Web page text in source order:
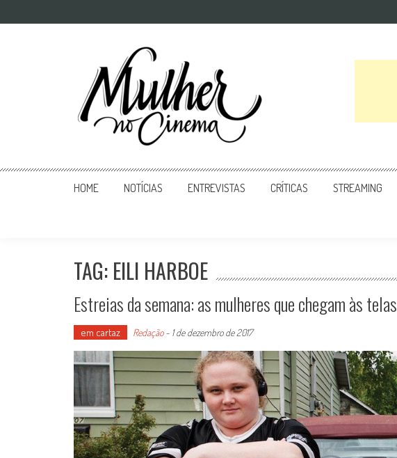
Mulher no Cinema
HOME NOTÍCIAS ENTREVISTAS CRÍTICAS STREAMING
TAG: EILI HARBOE
Estreias da semana: as mulheres que chegam às telas
em cartaz Redação- 1 de dezembro de 2017